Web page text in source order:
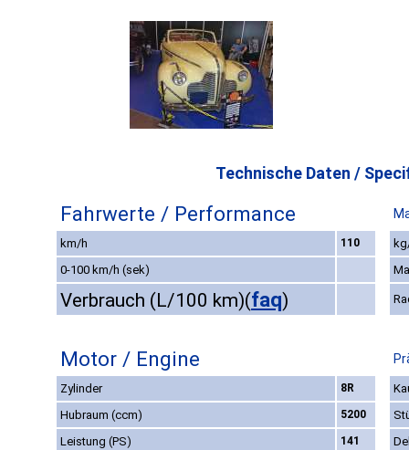
Technische Daten /
Fahrwerte / Performance
km/h 110
0-100 km/h (sek)
Verbrauch (L/100 km)(faq)
Motor / Engine
Zylinder 8R
Hubraum (ccm)
5200
Leistung (PS)
141